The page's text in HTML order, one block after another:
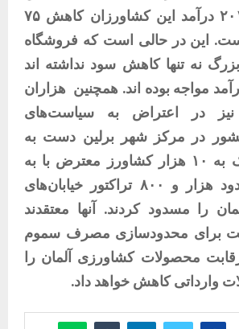
سال ۲۰۱۰ تا ۲۰۱۸ درآمد این کشاورزان کاهش ۷۵
این در حالی است که فروشگاه
نه تنها کاهش سود نداشته اند
مواجه بوده اند. همچنین هزاران
نیز در اعتراض به سیاست‌های
در مرکز شهر برلین دست به
تجمع زدند. نزدیک به ۱۰ هزار کشاورز معترض با به
خیابان آوردن حدود هزار و ۸۰۰ تراکتور خیابان‌های
را مسدود کردند. آنها معتقدند
برای محدودسازی مصرف سموم
محصولات کشاورزی آلمان را
وارداتی کاهش خواهد داد.